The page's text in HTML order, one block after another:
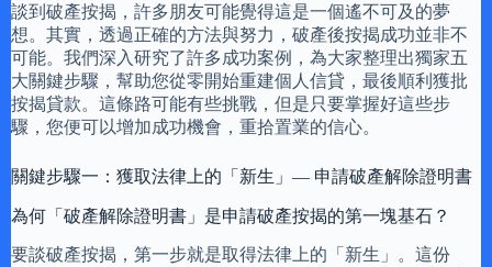
談到破產按揭，許多朋友可能覺得這是一個遙不可及的夢
想。其實，透過正確的方法與努力，破產後按揭成功並非不
可能。我們深入研究了許多成功案例，為大家整理出獨家五
大關鍵步驟，幫助您從零開始重建個人信貸，最後順利獲批
按揭貸款。這條路可能有些挑戰，但是只要掌握好這些步
驟，您便可以增加成功機會，重拾置業的信心。
關鍵步驟一：獲取法律上的「新生」— 申請破產解除證明書
為何「破產解除證明書」是申請破產按揭的第一塊基石？
要談破產按揭，第一步就是取得法律上的「新生」。這份